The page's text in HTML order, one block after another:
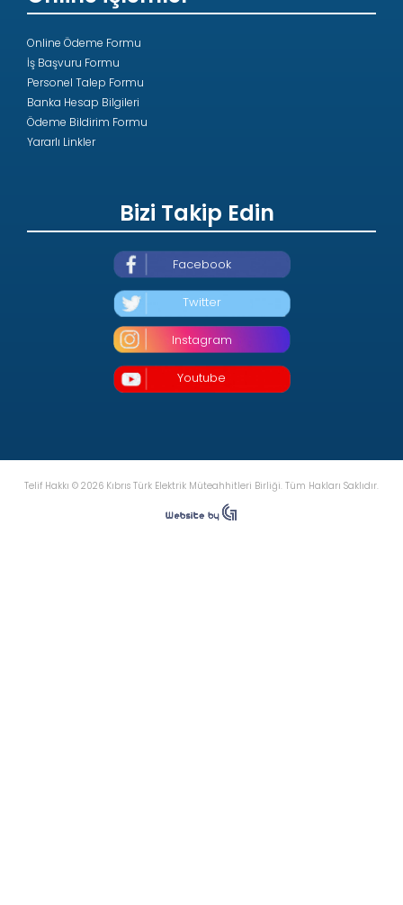
Online Ödeme Formu
İş Başvuru Formu
Personel Talep Formu
Banka Hesap Bilgileri
Ödeme Bildirim Formu
Yararlı Linkler
Bizi Takip Edin
Facebook
Twitter
Instagram
Youtube
Telif Hakkı © 2026 Kıbrıs Türk Elektrik Müteahhitleri Birliği. Tüm Hakları Saklıdır.